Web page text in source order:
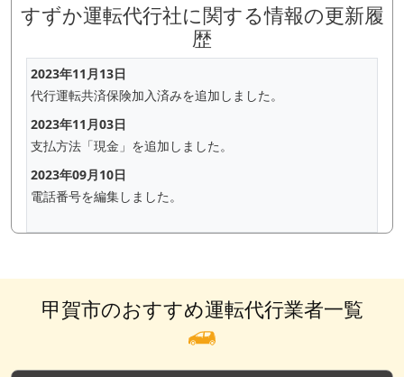
すずか運転代行社に関する情報の更新履
歴
2023年11月13日
代行運転共済保険加入済みを追加しました。
2023年11月03日
支払方法「現金」を追加しました。
2023年09月10日
電話番号を編集しました。
甲賀市のおすすめ運転代行業者一覧